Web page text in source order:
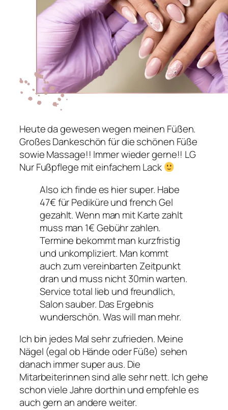
Heute da gewesen wegen meinen Füßen.
Großes Dankeschön für die schönen Füße
sowie Massage!! Immer wieder gerne!! LG
Nur Fußpflege mit einfachem Lack
Also ich finde es hier super. Habe
47€ für Pediküre und french Gel
gezahlt. Wenn man mit Karte zahlt
muss man 1€ Gebühr zahlen.
Termine bekommt man kurzfristig
und unkompliziert. Man kommt
auch zum vereinbarten Zeitpunkt
dran und muss nicht 30min warten.
Service total lieb und freundlich,
Salon sauber. Das Ergebnis
wunderschön. Was will man mehr.
Ich bin jedes Mal sehr zufrieden. Meine
Nägel (egal ob Hände oder Füße) sehen
danach immer super aus. Die
Mitarbeiterinnen sind alle sehr nett. Ich gehe
schon viele Jahre dorthin und empfehle es
auch gern an andere weiter.